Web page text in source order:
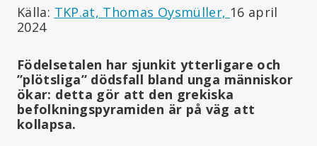
Källa: TKP.at, Thomas Oysmüller, 16 april
2024
Födelsetalen har sjunkit ytterligare och
”plötsliga” dödsfall bland unga människor
ökar: detta gör att den grekiska
befolkningspyramiden är på väg att
kollapsa.